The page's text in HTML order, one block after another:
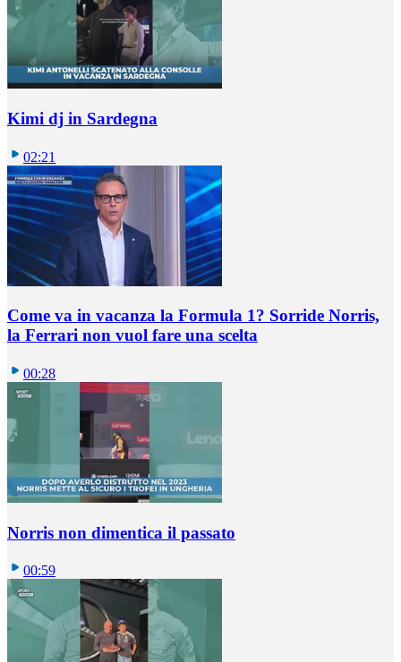
Kimi dj in Sardegna
02:21
Come va in vacanza la Formula 1? Sorride Norris,
la Ferrari non vuol fare una scelta
00:28
Norris non dimentica il passato
00:59